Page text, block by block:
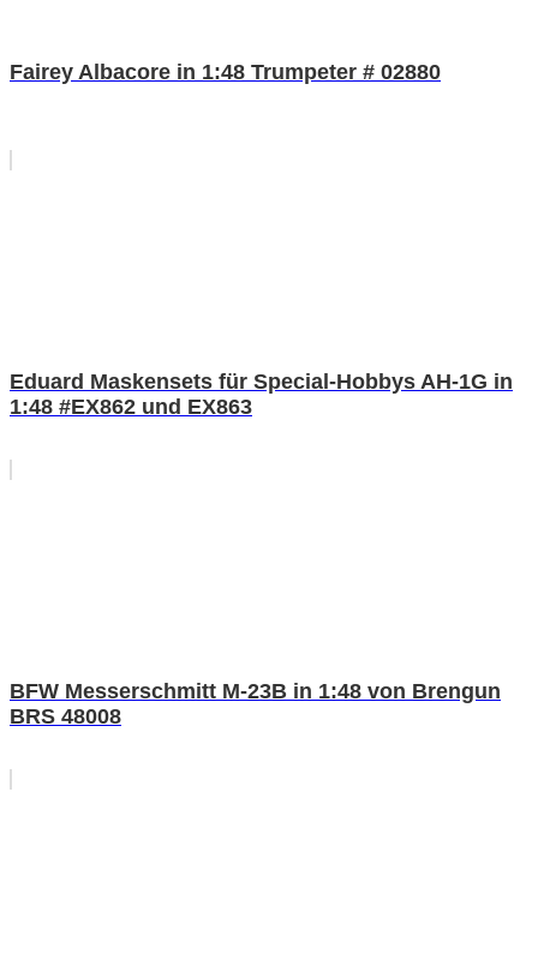
Fairey Albacore in 1:48 Trumpeter # 02880
Eduard Maskensets für Special-Hobbys AH-1G in
1:48 #EX862 und EX863
BFW Messerschmitt M-23B in 1:48 von Brengun
BRS 48008